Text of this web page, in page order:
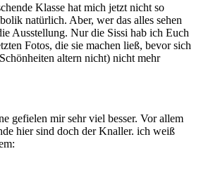
Klasse hat mich jetzt nicht so
natürlich. Aber, wer das alles sehen
Ausstellung. Nur die Sissi hab ich Euch
Fotos, die sie machen ließ, bevor sich
altern nicht) nicht mehr
gefielen mir sehr viel besser. Vor allem
hier sind doch der Knaller. ich weiß